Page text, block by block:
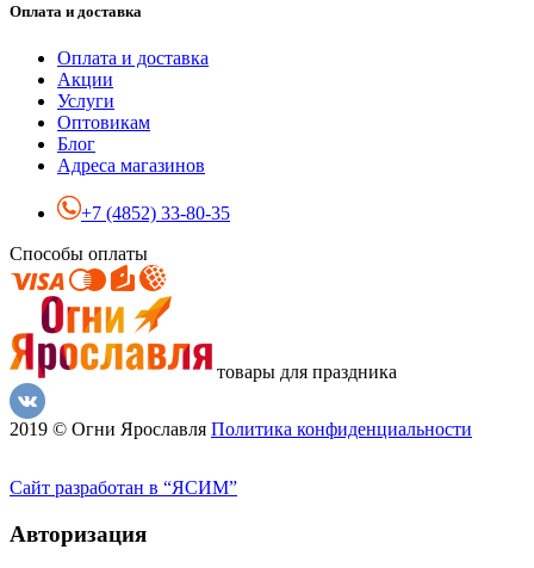
Оплата и доставка
Оплата и доставка
Акции
Услуги
Оптовикам
Блог
Адреса магазинов
+7 (4852) 33-80-35
Способы оплаты
товары для праздника
2019 © Огни Ярославля Политика конфиденциальности
Сайт разработан в “ЯСИМ”
Авторизация